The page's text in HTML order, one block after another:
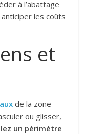
à l’abattage
les coûts
et
de la zone
ou glisser,
un périmètre